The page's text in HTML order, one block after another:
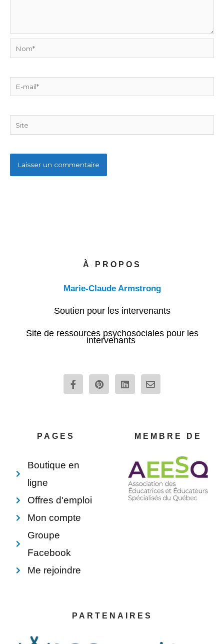
Nom*
E-
mail*
Site
À PROPOS
Marie-Claude Armstrong
Soutien pour les intervenants
Site de ressources psychosociales pour les
intervenants
F
a
c
P
i
n
L
i
n
E
n
v
p
e
PAGES
Boutique en
ligne
Offres d'emploi
Mon compte
Groupe
Facebook
Me rejoindre
MEMBRE DE
PARTENAIRES